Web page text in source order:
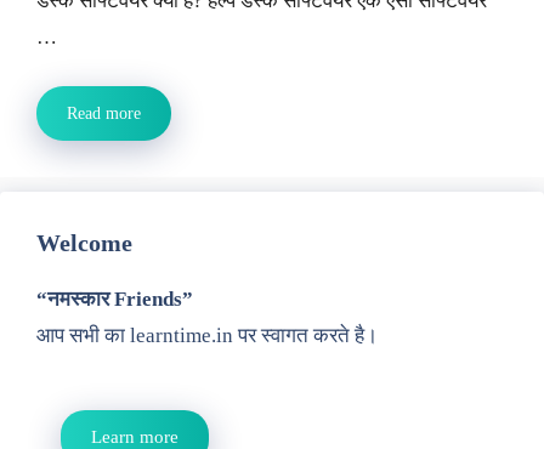
…
Read more
Welcome
“नमस्कार Friends”
आप सभी का learntime.in पर स्वागत करते है।
Learn more